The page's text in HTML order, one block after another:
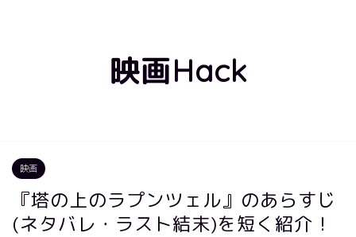
映画Hack
映画
『塔の上のラプンツェル』のあらすじ
(ネタバレ・ラスト結末)を短く紹介！